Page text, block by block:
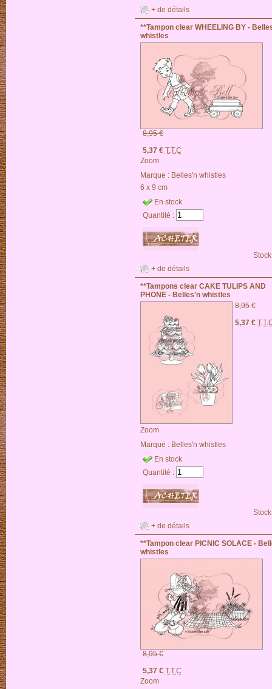
+ de détails
**Tampon clear WHEELING BY -
whistles
8,95 €
5,37 € T.T.C
Zoom
Marque : Belles'n whistles
6 x 9 cm
En stock
Quantité :
+ de détails
**Tampons clear CAKE TULIPS AND
PHONE - Belles'n whistles
8,95 €
5,37 €
Zoom
Marque : Belles'n whistles
En stock
Quantité :
+ de détails
**Tampon clear PICNIC SOLACE -
whistles
8,95 €
5,37 € T.T.C
Zoom